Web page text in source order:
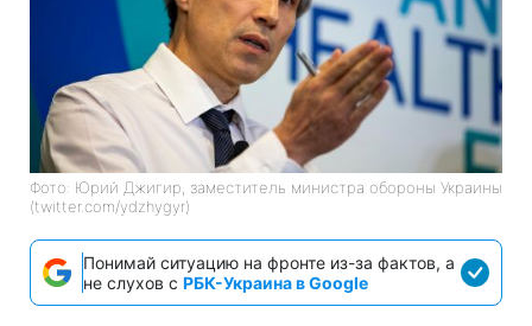
Фото: Юрий Джигир, заместитель министра обороны Украины
(twitter.com/ydzhygyr)
Понимай ситуацию на фронте из-за фактов, а
не слухов с РБК-Украина в Google